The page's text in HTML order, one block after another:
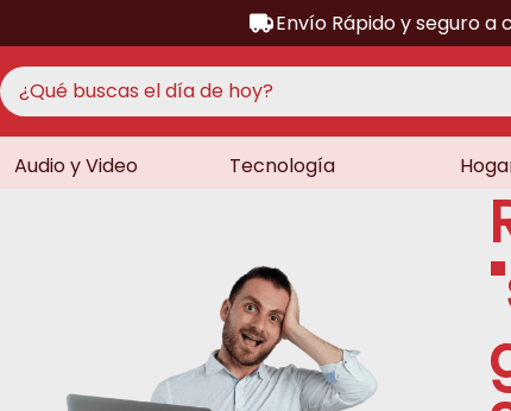
Envío Rápido y seguro
¿Qué buscas el día de hoy?
Audio y Video Tecnología
"
TÉRMINOS MÁS BUSCADOS
lavadora
ventilador